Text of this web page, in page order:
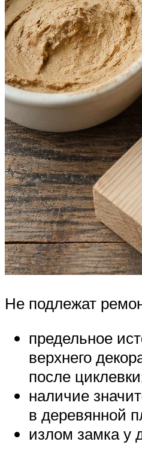
Не подлежат
предельное
верхнего
после
наличие
в деревянной
излом замка у